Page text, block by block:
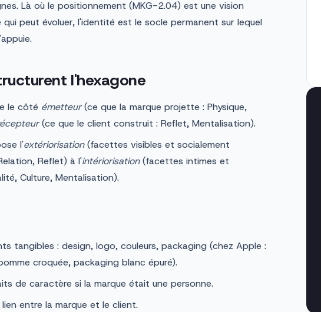
Là où le positionnement (MKG-2.04) est une vision
peut évoluer, l'identité est le socle permanent sur lequel
l'hexagone
le côté émetteur(ce que la marque projette : Physique,
(ce que le client construit : Reflet, Mentalisation).
l'extériorisation(facettes visibles et socialement
Reflet) à l'intériorisation(facettes intimes et
Culture, Mentalisation).
tangibles : design, logo, couleurs, packaging (chez Apple :
croquée, packaging blanc épuré).
de caractère si la marque était une personne.
entre la marque et le client.